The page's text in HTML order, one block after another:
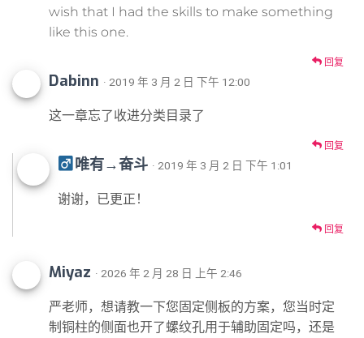
wish that I had the skills to make something
like this one.
回复
Dabinn · 2019 年 3 月 2 日 下午 12:00
这一章忘了收进分类目录了
回复
唯有→奋斗 · 2019 年 3 月 2 日 下午 1:01
谢谢，已更正！
回复
Miyaz · 2026 年 2 月 28 日 上午 2:46
严老师，想请教一下您固定侧板的方案，您当时定
制铜柱的侧面也开了螺纹孔用于辅助固定吗，还是